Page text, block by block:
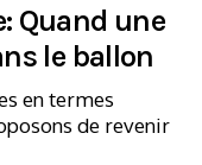
Quand une
le ballon
en termes
de revenir